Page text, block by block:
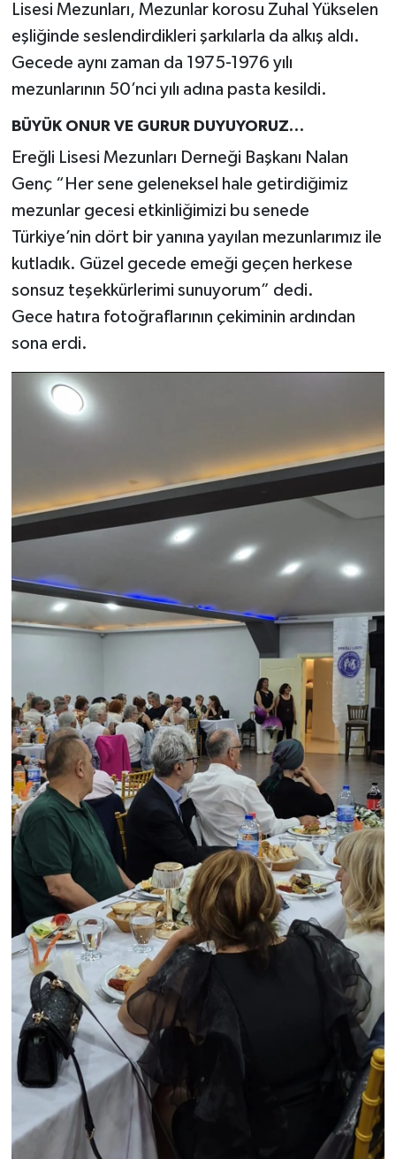
Lisesi Mezunları, Mezunlar korosu Zuhal Yükselen
eşliğinde seslendirdikleri şarkılarla da alkış aldı.
Gecede aynı zaman da 1975-1976 yılı
mezunlarının 50’nci yılı adına pasta kesildi.
BÜYÜK ONUR VE GURUR DUYUYORUZ…
Ereğli Lisesi Mezunları Derneği Başkanı Nalan
Genç “Her sene geleneksel hale getirdiğimiz
mezunlar gecesi etkinliğimizi bu senede
Türkiye’nin dört bir yanına yayılan mezunlarımız ile
kutladık. Güzel gecede emeği geçen herkese
sonsuz teşekkürlerimi sunuyorum” dedi.
Gece hatıra fotoğraflarının çekiminin ardından
sona erdi.